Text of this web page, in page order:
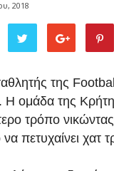
2018
της
ομάδα της
τρόπο
πετυχαίνει χατ